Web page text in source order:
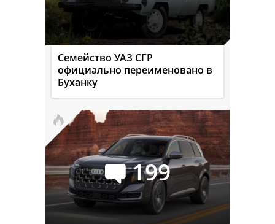
Семейство УАЗ СГР
официально переименовано в
Буханку
199